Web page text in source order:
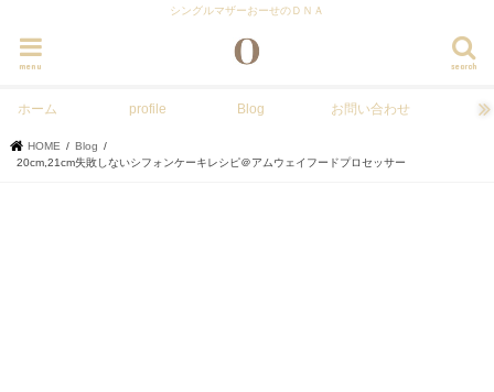
シングルマザーおーせのＤＮＡ
search
menu
ホーム profile Blog お問い合わせ
HOME
Blog
20cm,21cm失敗しないシフォンケーキレシピ＠アムウェイフードプロセッサー